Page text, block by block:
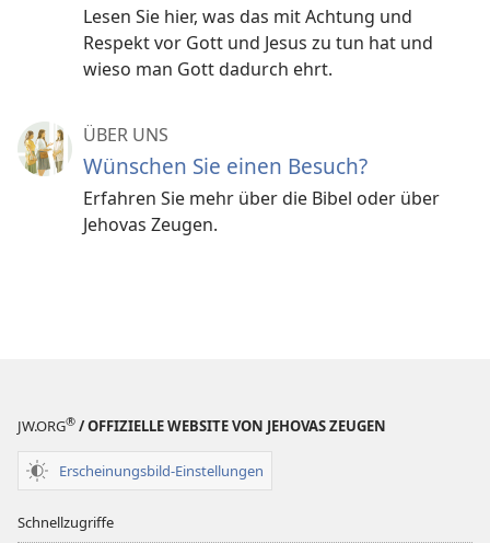
Lesen Sie hier, was das mit Achtung und
Respekt vor Gott und Jesus zu tun hat und
wieso man Gott dadurch ehrt.
ÜBER UNS
Wünschen Sie einen Besuch?
Erfahren Sie mehr über die Bibel oder über
Jehovas Zeugen.
JW.ORG® / OFFIZIELLE WEBSITE VON JEHOVAS ZEUGEN
Erscheinungsbild-Einstellungen
Schnellzugriffe